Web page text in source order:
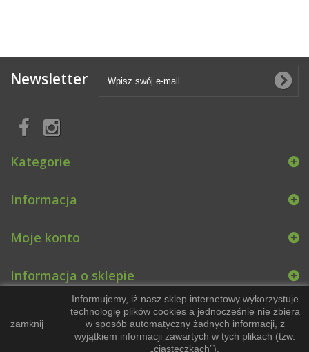
Newsletter
Kategorie
Informacja
Moje konto
Informacja o sklepie
zamknij
Informujemy, iż nasz sklep internetowy wykorzystuje
technologię plików cookies a jednocześnie nie zbiera
w sposób automatyczny żadnych informacji, z
wyjątkiem informacji zawartych w tych plikach (tzw.
„ciasteczkach”).